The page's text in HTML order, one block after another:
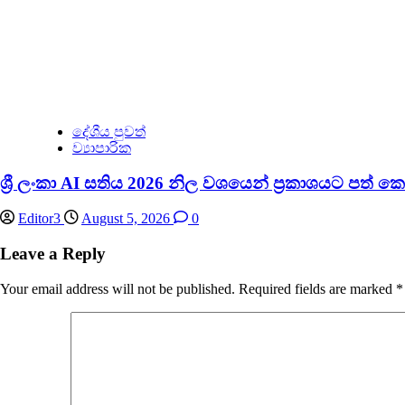
දේශීය පුවත්
ව්‍යාපාරික
ශ්‍රී ලංකා AI සතිය 2026 නිල වශයෙන් ප්‍රකාශයට පත්
Editor3 August 5, 2026 0
Leave a Reply
Your email address will not be published. Required fields are marked *